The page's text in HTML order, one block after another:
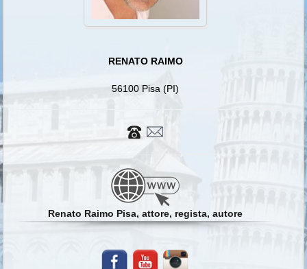
RENATO RAIMO
56100 Pisa (PI)
Renato Raimo Pisa, attore, regista, autore